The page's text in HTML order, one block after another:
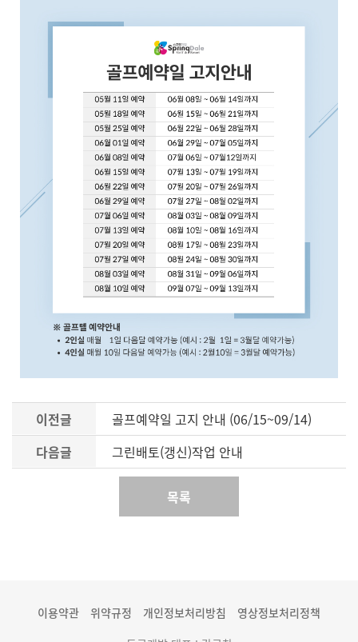
이전글
골프예약일 고지 안내 (06/15~09/14)
다음글
그린배토(갱신)작업 안내
목록
이용약관 위약규정 개인정보처리방침
영상정보처리정책